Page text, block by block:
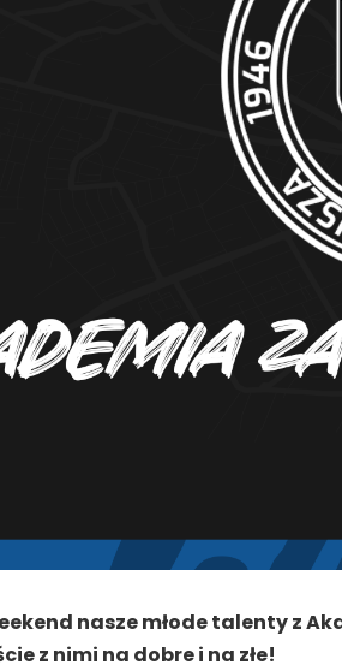
nasze młode talenty z
z nimi na dobre i na złe!